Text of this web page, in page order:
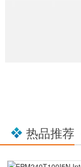
热品推荐